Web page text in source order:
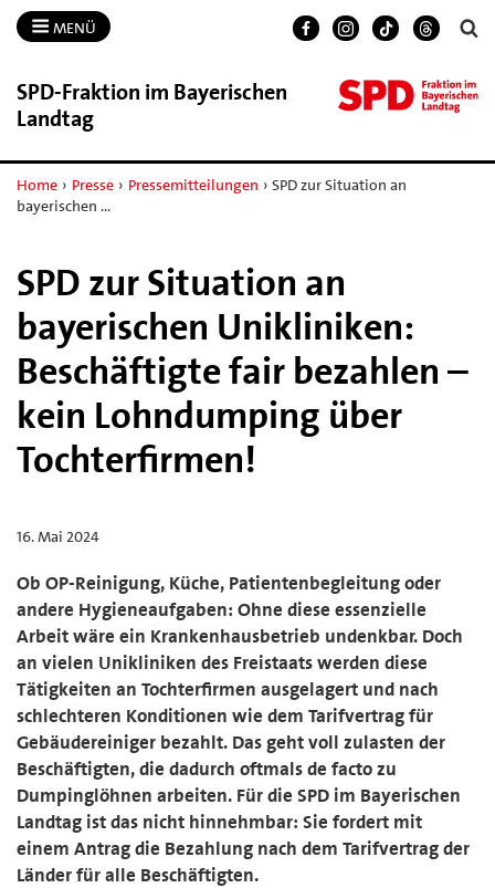
MENÜ
SPD-​Fraktion im Bayerischen
Landtag
Home › Presse › Pressemitteilungen › SPD zur Situation an
bayerischen …
SPD zur Situation an
bayerischen Unikliniken:
Beschäftigte fair bezahlen –
kein Lohndumping über
Tochterfirmen!
16. Mai 2024
Ob OP-Reinigung, Küche, Patientenbegleitung oder
andere Hygieneaufgaben: Ohne diese essenzielle
Arbeit wäre ein Krankenhausbetrieb undenkbar. Doch
an vielen Unikliniken des Freistaats werden diese
Tätigkeiten an Tochterfirmen ausgelagert und nach
schlechteren Konditionen wie dem Tarifvertrag für
Gebäudereiniger bezahlt. Das geht voll zulasten der
Beschäftigten, die dadurch oftmals de facto zu
Dumpinglöhnen arbeiten. Für die SPD im Bayerischen
Landtag ist das nicht hinnehmbar: Sie fordert mit
einem Antrag die Bezahlung nach dem Tarifvertrag der
Länder für alle Beschäftigten.